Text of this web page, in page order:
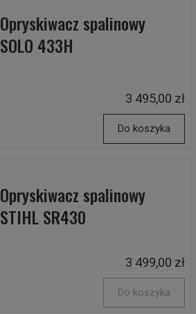
Opryskiwacz spalinowy
SOLO 433H
3 495,00 zł
Do koszyka
Opryskiwacz spalinowy
STIHL SR430
3 499,00 zł
Do koszyka